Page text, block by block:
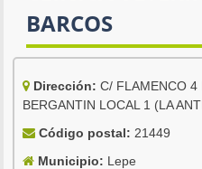
BARCOS
Dirección: C/ FLAMENCO 4
BERGANTIN LOCAL 1 (LA
Código postal: 21449
Municipio: Lepe